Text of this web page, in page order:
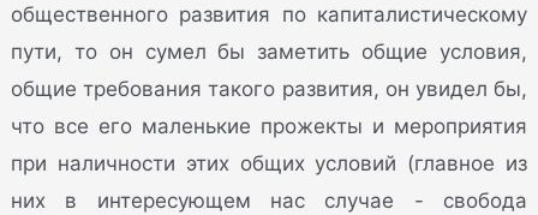
общественного развития по капиталистическому
пути, то он сумел бы заметить общие условия,
общие требования такого развития, он увидел бы,
что все его маленькие прожекты и мероприятия
при наличности этих общих условий (главное из
них в интересующем нас случае - свобода